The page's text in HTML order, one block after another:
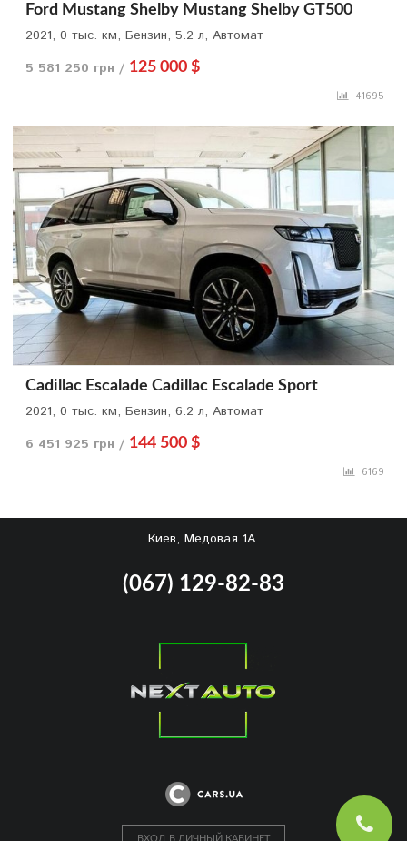
Ford Mustang Shelby Mustang Shelby GT500
2021, 0 тыс. км, Бензин, 5.2 л, Автомат
5 581 250 грн / 125 000 $
41695
Cadillac Escalade Cadillac Escalade Sport
2021, 0 тыс. км, Бензин, 6.2 л, Автомат
6 451 925 грн / 144 500 $
6169
Киев, Медовая 1А
(067) 129-82-83
ВХОД В ЛИЧНЫЙ КАБИНЕТ